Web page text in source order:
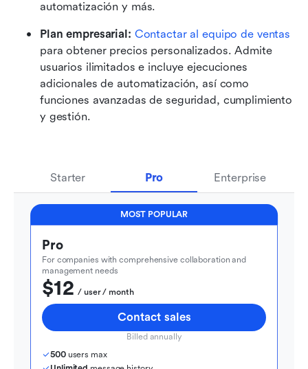
automatización y más.
Plan empresarial: Contactar al equipo de ventas
para obtener precios personalizados. Admite
usuarios ilimitados e incluye ejecuciones
adicionales de automatización, así como
funciones avanzadas de seguridad, cumplimiento
y gestión.
Starter Pro Enterprise
MOST POPULAR
Pro
For companies with comprehensive collaboration and
management needs
$12
  / user / month
Contact sales
Billed annually
500 users max